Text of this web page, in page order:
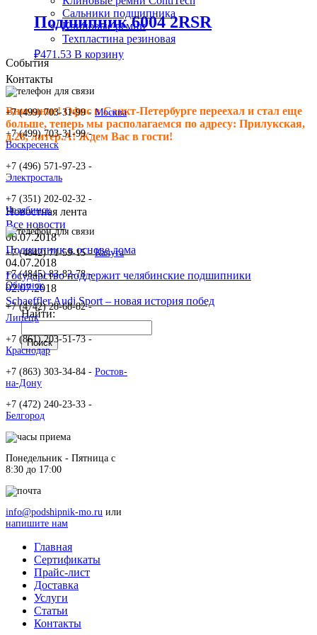
Сальники подшипника
Клиновые ремни
Техпластина резиновая
События
Внимание! Офис в Санкт-Петербурге переехал и стал еще
больше, теперь мы располагаемся по адресу: Прилукская,
д.28, литер.А! Ждем Вас в гости!
Новостная лента
Все новости
06.07.2018
Подшипник в основе дома
04.07.2018
Государство поддержит челябинские подшипники
02.07.2018
Schaeffler Audi Sport – новая история побед
Найти:
Подшипник 6004 2RSR
₽471.53 В корзину
Контакты
+7 (499) 703-31-99 -Москва
+7 (499) 703-31-99 -
Воскресенск
+7 (496) 571-97-23 -
Электросталь
+7 (351) 202-02-32 -
Челябинск
+7 (4842) 71-59-15 -Калуга
+7 (4845) 83-82-78 -
Обнинск
+7 (4742) 28-68-82 -
Липецк
+7 (861) 203-51-73 -
Краснодар
+7 (863) 303-34-84 - Ростов-
на-Дону
+7 (472) 240-23-33 -
Белгород
Понедельник - Пятница c
8:30 до 17:00
info@podshipnik-mo.ru или
напишите нам
Главная
Сертификаты
Прайс-лист
Доставка
Услуги
Статьи
Контакты